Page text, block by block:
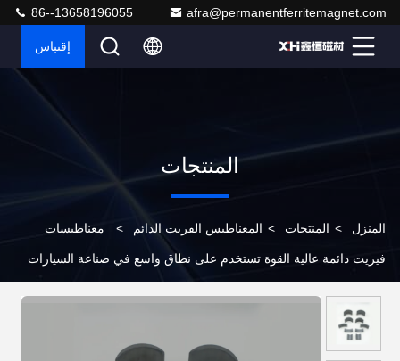
afra@permanentferritemagnet.com
86--13658196055
إقتباس
المنتجات
المنزل > المنتجات > المغناطيس الفريت الدائم > مغناطيسات
فيريت دائمة عالية القوة تستخدم على نطاق واسع في صناعة السيارات